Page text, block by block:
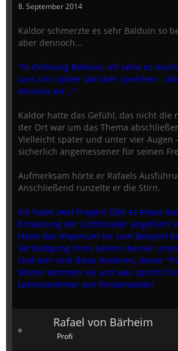
8. September 2014
Kaldor schmerzte es sehr Balduin so
aber dennoch...
"In Ordnung Balduin, ich sehe es
Lass uns später darüber sprechen -
müssen wir..."
Kaldor hatte das Gefühl, das nicht die
der Ort war um das Thema
Vielleicht später und unter vier Augen
sicherlich angemessener für seinen
Aufmerksam hörte er Rafaels
Anschließend runzelte er die Stirn.
Ich habe zwei Fragen! Gibt es etwas
Entlastung der Lichtbrüder angeführt
Hätte das Imperium sie zum Beispiel
Verteidigung ihres Lehens besser
Und wer sind diese Anderen, dieser
Woher kommen sie und was spricht
Lehensnehmer von Finsterwalde?
Rafael von Bärheim
Profi